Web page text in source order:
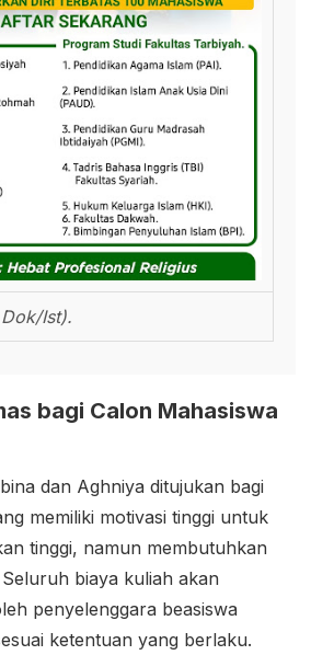
Ist).
bagi Calon Mahasiswa
dan Aghniya ditujukan bagi
memiliki motivasi tinggi untuk
tinggi, namun membutuhkan
biaya kuliah akan
penyelenggara beasiswa
ketentuan yang berlaku.